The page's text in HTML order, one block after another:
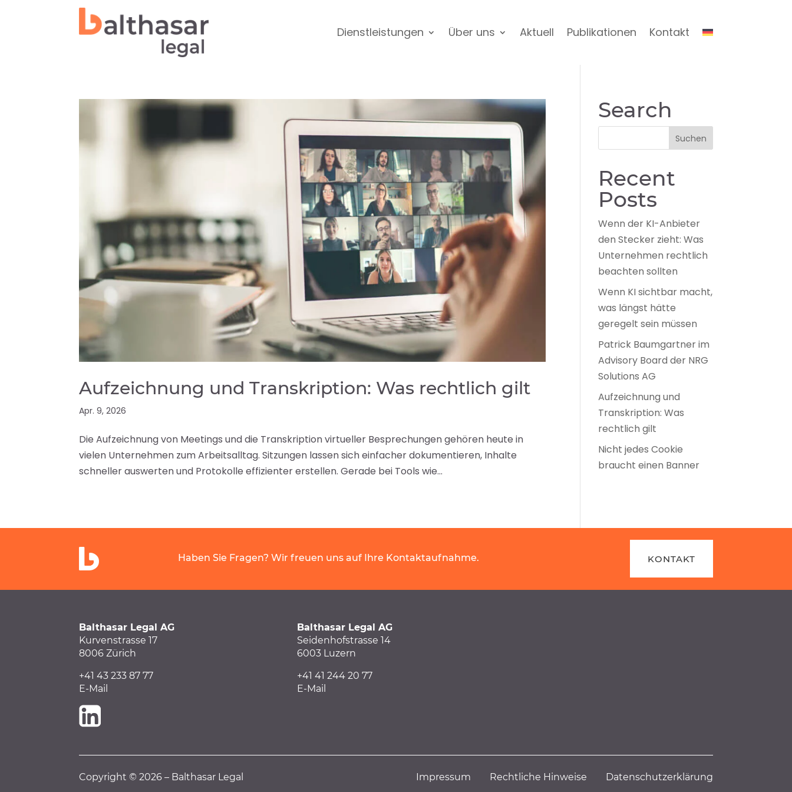
Dienstleistungen Über uns Aktuell Publikationen Kontakt
Aufzeichnung und Transkription: Was rechtlich gilt
Apr. 9, 2026
Die Aufzeichnung von Meetings und die Transkription virtueller Besprechungen gehören heute in
vielen Unternehmen zum Arbeitsalltag. Sitzungen lassen sich einfacher dokumentieren, Inhalte
schneller auswerten und Protokolle effizienter erstellen. Gerade bei Tools wie...
Search
Recent
Posts
Wenn der KI-Anbieter
den Stecker zieht: Was
Unternehmen rechtlich
beachten sollten
Wenn KI sichtbar macht,
was längst hätte
geregelt sein müssen
Patrick Baumgartner im
Advisory Board der NRG
Solutions AG
Aufzeichnung und
Transkription: Was
rechtlich gilt
Nicht jedes Cookie
braucht einen Banner
Haben Sie Fragen? Wir freuen uns auf Ihre Kontaktaufnahme. KONTAKT
Balthasar Legal AG
Kurvenstrasse 17
8006 Zürich
+41 43 233 87 77
E-Mail
Balthasar Legal AG
Seidenhofstrasse 14
6003 Luzern
+41 41 244 20 77
E-Mail
Copyright © 2026 – Balthasar Legal Impressum Rechtliche Hinweise Datenschutzerklärung